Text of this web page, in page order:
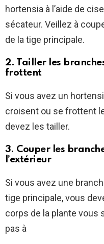
hortensia à l’aide de
sécateur. Veillez à
de la tige principale.
2. Tailler les
frottent
Si vous avez un
croisent ou se frottent
devez les tailler.
3. Couper les
l’extérieur
Si vous avez une
tige principale, vous
corps de la plante vous
pas à